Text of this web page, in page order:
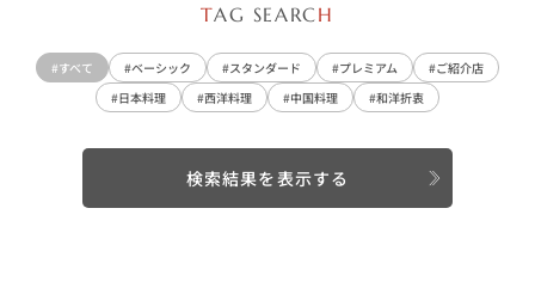
TAG SEARCH
#すべて #ベーシック #スタンダード #プレミアム
#ご紹介店
#日本料理
#西洋料理 #中国料理 #和洋折衷
検索結果を表示する